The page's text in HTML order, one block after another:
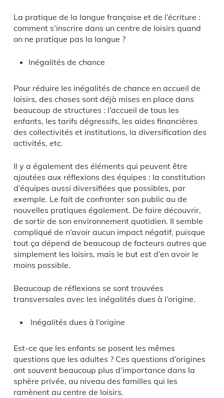
La pratique de la langue française et de l’écriture :
comment s’inscrire dans un centre de loisirs quand
on ne pratique pas la langue ?
Inégalités de chance
Pour réduire les inégalités de chance en accueil de
loisirs, des choses sont déjà mises en place dans
beaucoup de structures : l’accueil de tous les
enfants, les tarifs dégressifs, les aides financières
des collectivités et institutions, la diversification des
activités, etc.
Il y a également des éléments qui peuvent être
ajoutées aux réflexions des équipes : la constitution
d’équipes aussi diversifiées que possibles, par
exemple. Le fait de confronter son public au de
nouvelles pratiques également. De faire découvrir,
de sortir de son environnement quotidien. Il semble
compliqué de n’avoir aucun impact négatif, puisque
tout ça dépend de beaucoup de facteurs autres que
simplement les loisirs, mais le but est d’en avoir le
moins possible.
Beaucoup de réflexions se sont trouvées
transversales avec les inégalités dues à l’origine.
Inégalités dues à l’origine
Est-ce que les enfants se posent les mêmes
questions que les adultes ? Ces questions d’origines
ont souvent beaucoup plus d’importance dans la
sphère privée, au niveau des familles qui les
ramènent au centre de loisirs.